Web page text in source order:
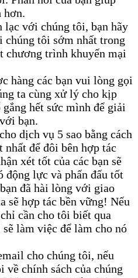
hơn.
lạc với chúng tôi, bạn hãy
chúng tôi sớm nhất trong
chương trình khuyến mại
hàng các bạn vui lòng gọi
ta cùng xử lý cho kịp
hết sức mình để giải
bạn.
dịch vụ 5 sao bằng cách
để đôi bên hợp tác
xét tốt của các bạn sẽ
động lực và phấn đấu tốt
đã hài lòng với giao
sẽ hợp tác bền vững! Nếu
cần cho tôi biết qua
làm việc để làm cho nó
cho chúng tôi, nếu
về chính sách của chúng